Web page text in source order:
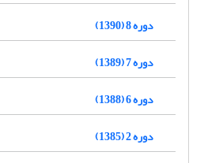
دوره 8 (1390)
دوره 7 (1389)
دوره 6 (1388)
دوره 2 (1385)